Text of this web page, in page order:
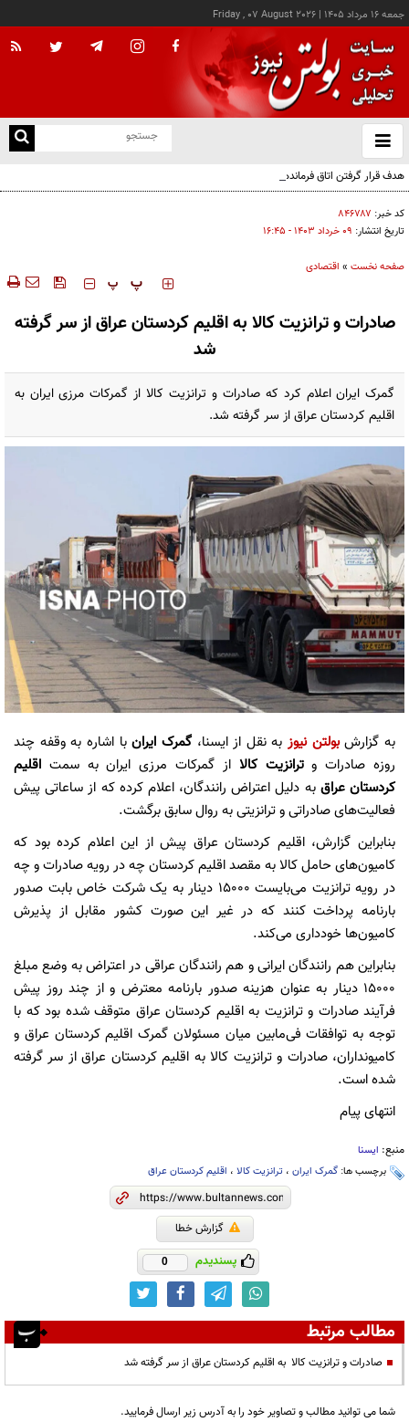
جمعه ۱۶ مرداد ۱۴۰۵ |
Friday , 07 August 2026
باز
و
هدف قرار گرفتن اتاق‌ فرماندهی مزدوران عربستان در یمن
کد خبر: ۸۴۶۷۸۷
تاریخ انتشار: ۰۹ خرداد ۱۴۰۳ - ۱۶:۴۵
صفحه نخست » اقتصادی
‍‍‍ پ پ
صادرات و ترانزیت کالا به اقلیم کردستان عراق از سر گرفته
شد
گمرک ایران اعلام کرد که صادرات و ترانزیت کالا از گمرکات مرزی ایران به
اقلیم کردستان عراق از سر گرفته شد.
به گزارش بولتن نیوزبه نقل از ایسنا،گمرک ایرانبا اشاره به وقفه چند
روزه صادرات وترانزیت کالااز گمرکات مرزی ایران به سمت اقلیم
کردستان عراق به دلیل اعتراض رانندگان، اعلام کرده که از ساعاتی پیش
فعالیت‌های صادراتی و ترانزیتی به روال سابق برگشت.
بنابراین گزارش، اقلیم کردستان عراق پیش از این اعلام کرده بود که
کامیون‌های حامل کالا به مقصد اقلیم کردستان چه در رویه صادرات و چه
در رویه ترانزیت می‌بایست ۱۵۰۰۰ دینار به یک شرکت خاص بابت صدور
بارنامه پرداخت کنند که در غیر این صورت کشور مقابل از پذیرش
کامیون‌ها خودداری می‌کند.
بنابراین هم رانندگان ایرانی و هم رانندگان عراقی در اعتراض به وضع مبلغ
۱۵۰۰۰ دینار به عنوان هزینه صدور بارنامه معترض و از چند روز پیش
فرآیند صادرات و ترانزیت به اقلیم کردستان عراق متوقف شده بود که با
توجه به توافقات فی‌مابین میان مسئولان گمرک اقلیم کردستان عراق و
کامیونداران، صادرات و ترانزیت کالا به اقلیم کردستان عراق از سر گرفته
شده است.
انتهای پیام
منبع: ایسنا
برچسب ها: گمرک ایران ، ترانزیت کالا ، اقلیم کردستان عراق
گزارش خطا
پسندیدم 0
مطالب مرتبط
صادرات و ترانزیت کالا به اقلیم کردستان عراق از سر گرفته شد
شما می توانید مطالب و تصاویر خود را به آدرس زیر ارسال فرمایید.